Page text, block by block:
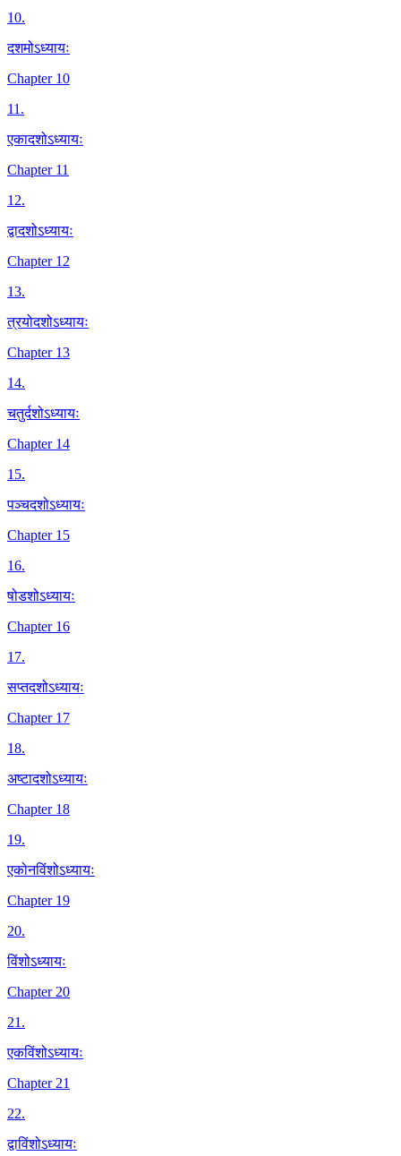
10.
दशमोऽध्यायः
Chapter 10
11.
एकादशोऽध्यायः
Chapter 11
12.
द्वादशोऽध्यायः
Chapter 12
13.
त्रयोदशोऽध्यायः
Chapter 13
14.
चतुर्दशोऽध्यायः
Chapter 14
15.
पञ्चदशोऽध्यायः
Chapter 15
16.
षोडशोऽध्यायः
Chapter 16
17.
सप्तदशोऽध्यायः
Chapter 17
18.
अष्टादशोऽध्यायः
Chapter 18
19.
एकोनविंशोऽध्यायः
Chapter 19
20.
विंशोऽध्यायः
Chapter 20
21.
एकविंशोऽध्यायः
Chapter 21
22.
द्वाविंशोऽध्यायः